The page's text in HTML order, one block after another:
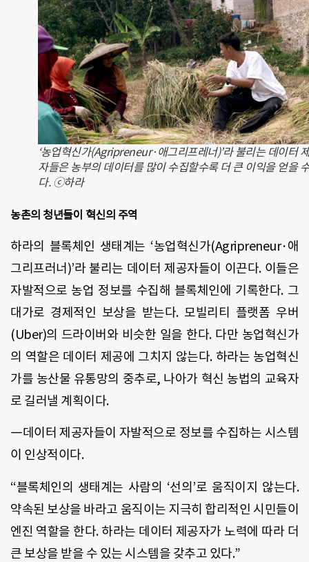
‘농업혁신가(Agripreneur·애그리프레너)’라 불리는 데이터
자들은 농부의 데이터를 많이 수집할수록 더 큰 이익을 얻을
다. ⓒ하라
농촌의 청년들이 혁신의 주역
하라의 블록체인 생태계는 ‘농업혁신가(Agripreneur·애
그리프러너)’라 불리는 데이터 제공자들이 이끈다. 이들은
자발적으로 농업 정보를 수집해 블록체인에 기록한다. 그
대가로 경제적인 보상을 받는다. 모빌리티 플랫폼 우버
(Uber)의 드라이버와 비슷한 일을 한다. 다만 농업혁신가
의 역할은 데이터 제공에 그치지 않는다. 하라는 농업혁신
가를 농산물 유통망의 중추로, 나아가 혁신 농법의 교육자
로 길러낼 계획이다.
―데이터 제공자들이 자발적으로 정보를 수집하는 시스템
이 인상적이다.
“블록체인의 생태계는 사람의 ‘선의’로 움직이지 않는다.
약속된 보상을 바라고 움직이는 지극히 합리적인 시민들이
엔진 역할을 한다. 하라는 데이터 제공자가 노력에 따라 더
큰 보상을 받을 수 있는 시스템을 갖추고 있다.”